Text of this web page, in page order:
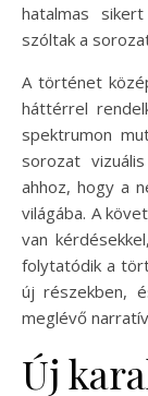
hatalmas
szóltak a
A történet
háttérrel
spektrumon
sorozat
ahhoz, hogy a
világába. A
van
folytatódik a
új részekben,
meglévő
Új